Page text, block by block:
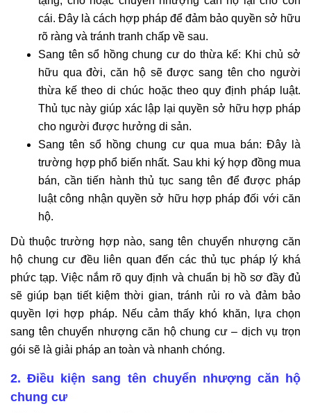
cái. Đây là cách hợp pháp để đảm bảo quyền sở hữu
rõ ràng và tránh tranh chấp về sau.
Sang tên sổ hồng chung cư do thừa kế: Khi chủ sở
hữu qua đời, căn hộ sẽ được sang tên cho người
thừa kế theo di chúc hoặc theo quy định pháp luật.
Thủ tục này giúp xác lập lại quyền sở hữu hợp pháp
cho người được hưởng di sản.
Sang tên sổ hồng chung cư qua mua bán: Đây là
trường hợp phổ biến nhất. Sau khi ký hợp đồng mua
bán, cần tiến hành thủ tục sang tên để được pháp
luật công nhận quyền sở hữu hợp pháp đối với căn
hộ.
Dù thuộc trường hợp nào, sang tên chuyển nhượng căn
hộ chung cư đều liên quan đến các thủ tục pháp lý khá
phức tạp. Việc nắm rõ quy định và chuẩn bị hồ sơ đầy đủ
sẽ giúp bạn tiết kiệm thời gian, tránh rủi ro và đảm bảo
quyền lợi hợp pháp. Nếu cảm thấy khó khăn, lựa chọn
sang tên chuyển nhượng căn hộ chung cư – dịch vụ trọn
gói sẽ là giải pháp an toàn và nhanh chóng.
2. Điều kiện sang tên chuyển nhượng căn hộ
chung cư